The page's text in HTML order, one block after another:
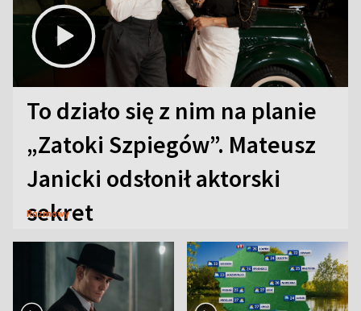
To działo się z nim na planie
„Zatoki Szpiegów”. Mateusz
Janicki odsłonił aktorski
sekret
Rozmowy